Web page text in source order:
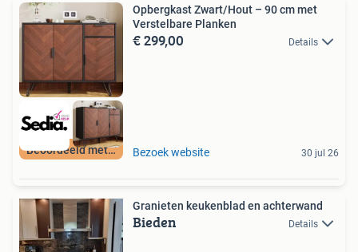
Beoordeeld met 9+
Opbergkast Zwart/Hout – 90 cm met
Verstelbare Planken
€ 299,00 Details
Bezoek website 30 jul 26
Granieten keukenblad en achterwand
Bieden Details